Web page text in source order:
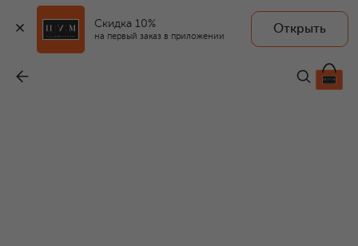
Скидка 10%
на первый заказ в приложении
Открыть
69 950 ₽